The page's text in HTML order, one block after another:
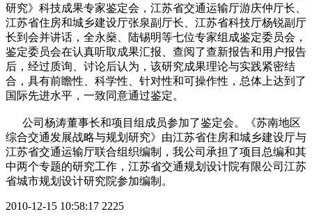
研究》科技成果专家鉴定会，江苏省交通运输厅游庆仲厅长、
江苏省住房和城乡建设厅张泉副厅长、江苏省科技厅杨锐副厅
长到会并讲话，全永燊、陆锡明等七位专家组成鉴定委员会，
鉴定委员会在认真听取成果汇报、查阅了查新报告和用户报告
后，经过质询、讨论后认为，该研究成果理论与实践紧密结
合，具有前瞻性、科学性、针对性和可操作性，总体上达到了
国际先进水平，一致同意通过鉴定。
公司杨涛董事长和项目组成员参加了鉴定会。《苏南地区
综合交通发展战略与规划研究》由江苏省住房和城乡建设厅与
江苏省交通运输厅联合组织编制，我公司承担了项目总编和其
中两个专题的研究工作，江苏省交通规划设计院有限公司江苏
省城市规划设计研究院参加编制。
2010-12-15 10:58:17 2225